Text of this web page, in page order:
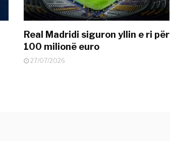
Real Madridi siguron yllin e ri për
100 milionë euro
27/07/2026